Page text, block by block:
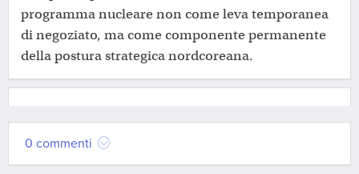
programma nucleare non come leva temporanea
di negoziato, ma come componente permanente
della postura strategica nordcoreana.
0 commenti